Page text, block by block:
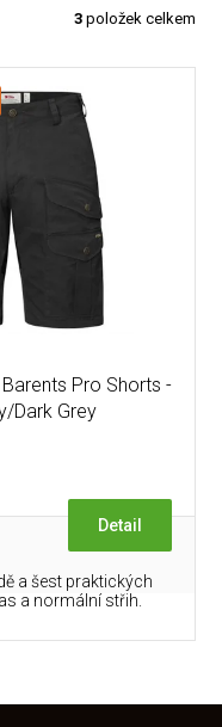
3 položek celkem
Pro Shorts -
Dark Grey
Detail
a šest praktických
a normální střih.